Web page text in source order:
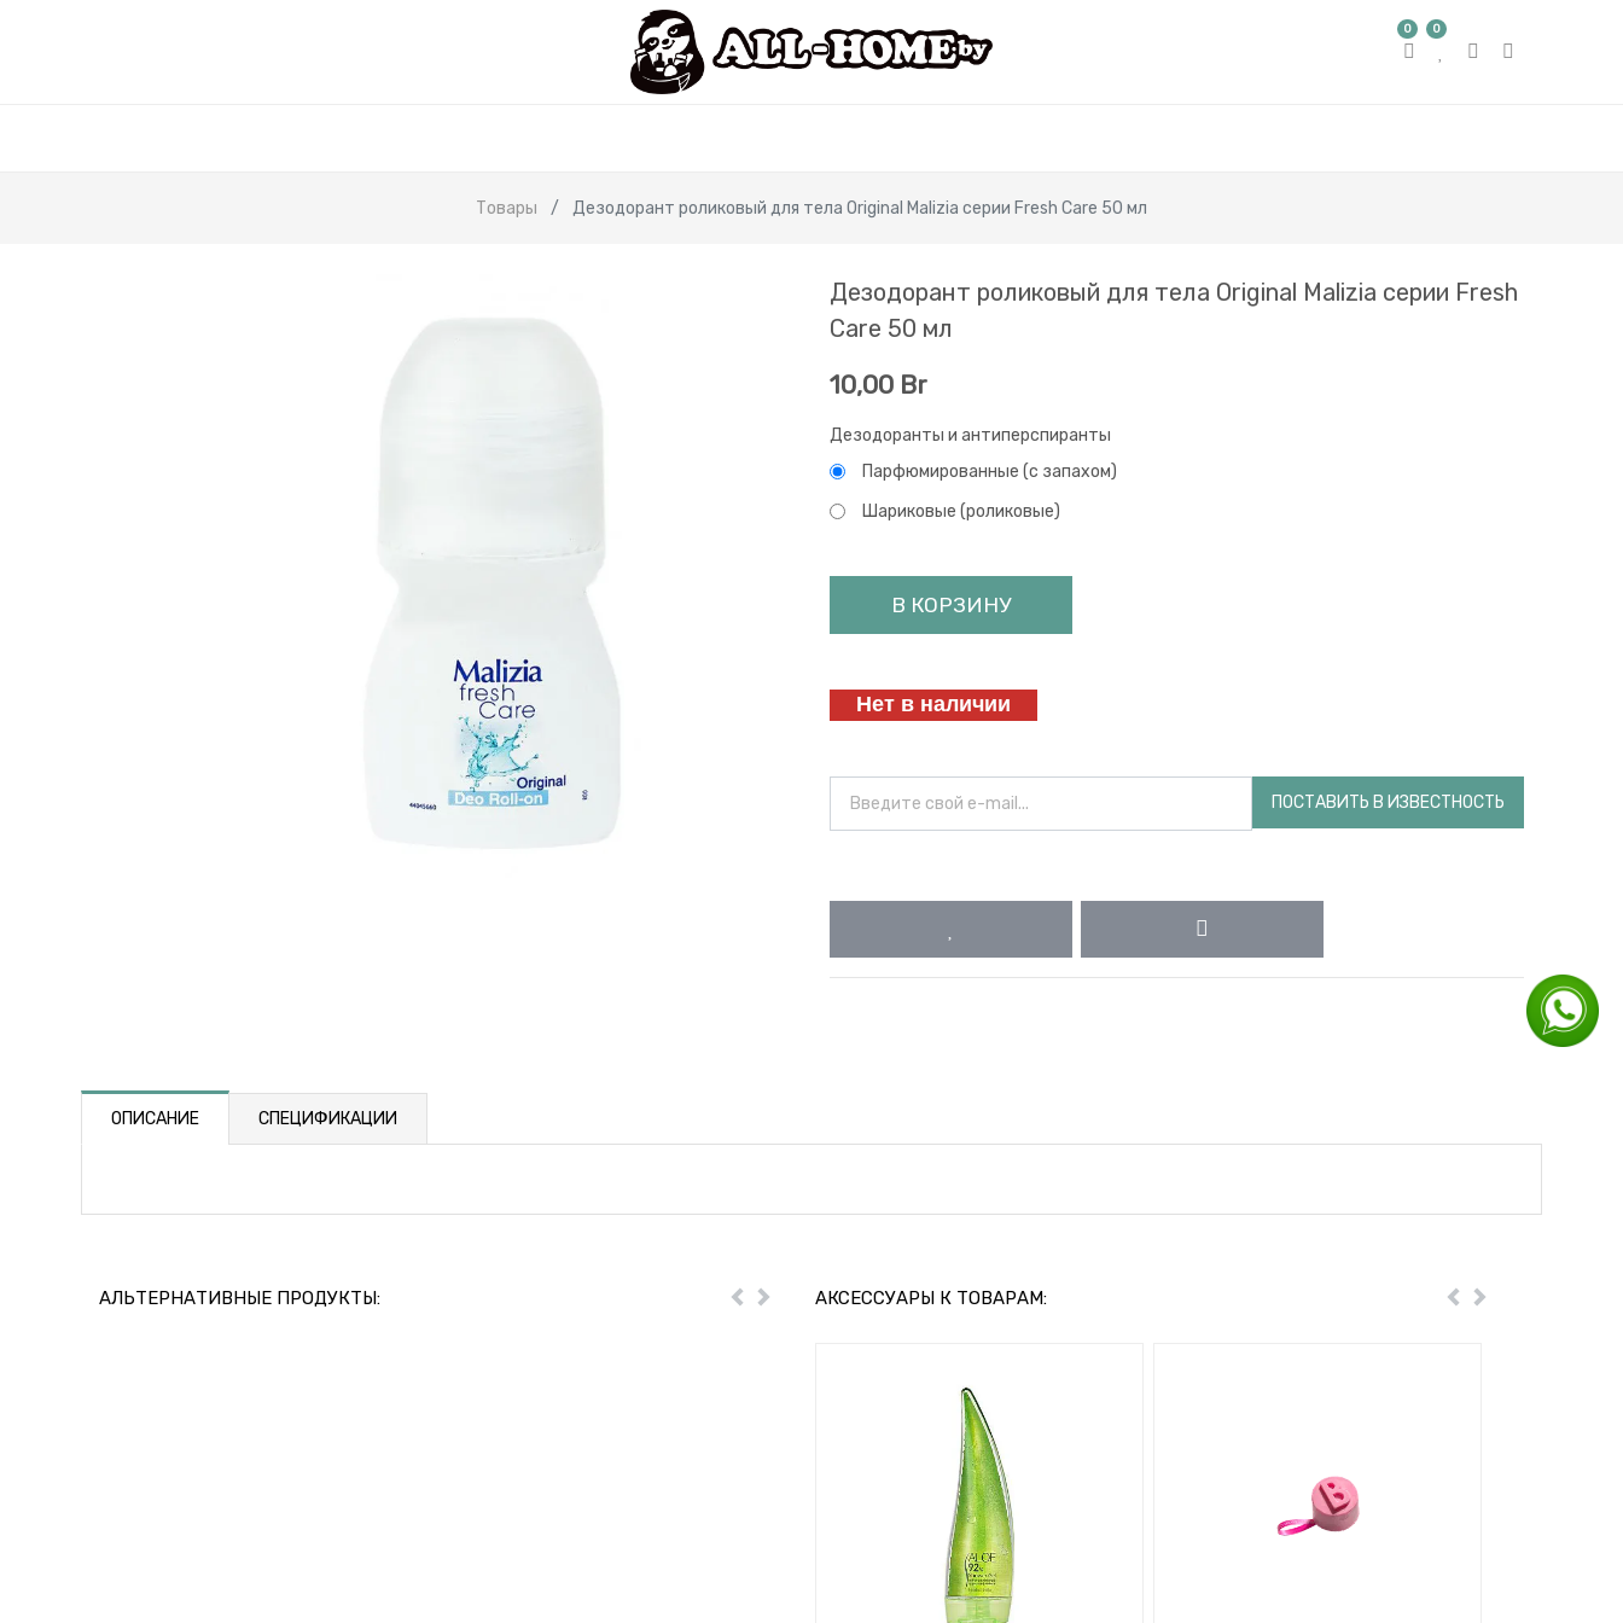
0 0
Товары Дезодорант роликовый для тела Original Malizia серии Fresh Care 50 мл
Дезодорант роликовый для тела Original Malizia серии Fresh
Care 50 мл
10,00 Br
Дезодоранты и антиперспиранты
Парфюмированные (с запахом)
Шариковые (роликовые)
В КОРЗИНУ
Нет в наличии
ПОСТАВИТЬ В ИЗВЕСТНОСТЬ
ОПИСАНИЕ СПЕЦИФИКАЦИИ
АЛЬТЕРНАТИВНЫЕ ПРОДУКТЫ: ПредДалее АКСЕССУАРЫ К ТОВАРАМ: ПредДалее